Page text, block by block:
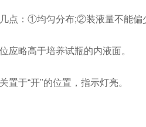
点：①均匀分布;②装液量不能
应略高于培养试瓶的内液面。
置于“开"的位置，指示灯亮。